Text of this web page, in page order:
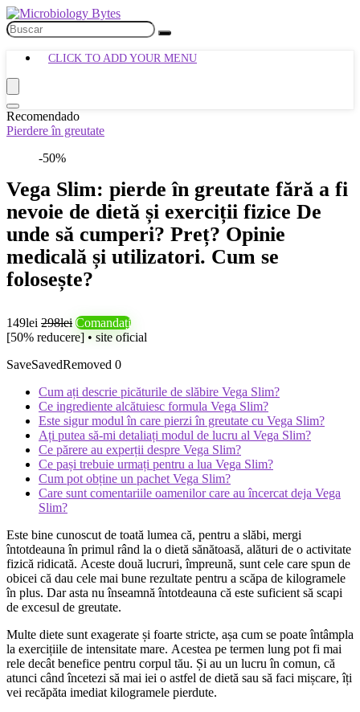
CLICK TO ADD YOUR MENU
Recomendado
Pierdere în greutate
-50%
Vega Slim: pierde în greutate fără a fi
nevoie de dietă și exerciții fizice De
unde să cumperi? Preț? Opinie
medicală și utilizatori. Cum se
folosește?
149lei 298lei Comandați
[50% reducere] • site oficial
SaveSavedRemoved 0
Cum ați descrie picăturile de slăbire Vega Slim?
Ce ingrediente alcătuiesc formula Vega Slim?
Este sigur modul în care pierzi în greutate cu Vega Slim?
Ați putea să-mi detaliați modul de lucru al Vega Slim?
Ce părere au experții despre Vega Slim?
Ce pași trebuie urmați pentru a lua Vega Slim?
Cum pot obține un pachet Vega Slim?
Care sunt comentariile oamenilor care au încercat deja Vega
Slim?
Este bine cunoscut de toată lumea că, pentru a slăbi, mergi
întotdeauna în primul rând la o dietă sănătoasă, alături de o activitate
fizică ridicată. Aceste două lucruri, împreună, sunt cele care spun de
obicei că dau cele mai bune rezultate pentru a scăpa de kilogramele
în plus. Dar asta nu înseamnă întotdeauna că este suficient să scapi
de excesul de greutate.
Multe diete sunt exagerate și foarte stricte, așa cum se poate întâmpla
la exercițiile de intensitate mare. Acestea pe termen lung pot fi mai
rele decât benefice pentru corpul tău. Și au un lucru în comun, că
atunci când încetezi să mai iei o astfel de dietă sau să faci mișcare, îți
vei recăpăta imediat kilogramele pierdute.